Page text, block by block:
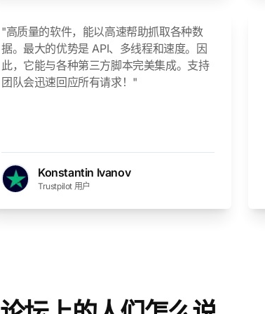
"高质量的软件，能以高速帮助抓取各种数
据。最大的优势是 API、多线程和速度。因
此，它能与各种第三方脚本完美集成。支持
团队会迅速回应所有请求！"
Konstantin Ivanov
Trustpilot 用户